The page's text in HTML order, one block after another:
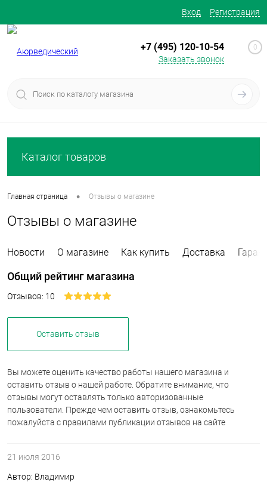
Вход Регистрация
+7 (495) 120-10-54
Заказать звонок
0
Каталог товаров
Главная страница • Отзывы о магазине
Отзывы о магазине
Новости О магазине Как купить Доставка
Общий рейтинг магазина
Отзывов: 10
Оставить отзыв
Вы можете оценить качество работы нашего магазина и
оставить отзыв о нашей работе. Обратите внимание, что
отзывы могут оставлять только авторизованные
пользователи. Прежде чем оставить отзыв, ознакомьтесь
пожалуйста с правилами публикации отзывов на сайте
21 июля 2016
Автор: Владимир